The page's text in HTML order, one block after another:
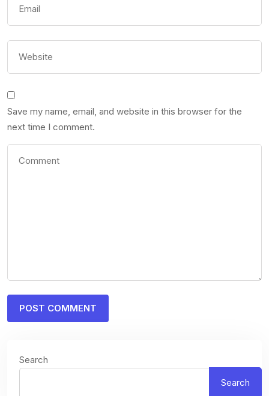
Save my name, email, and website in this browser for the
next time I comment.
Search
Search